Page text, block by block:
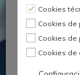
Chief
Cookies
Cookies de
Cookies de
Cookies de